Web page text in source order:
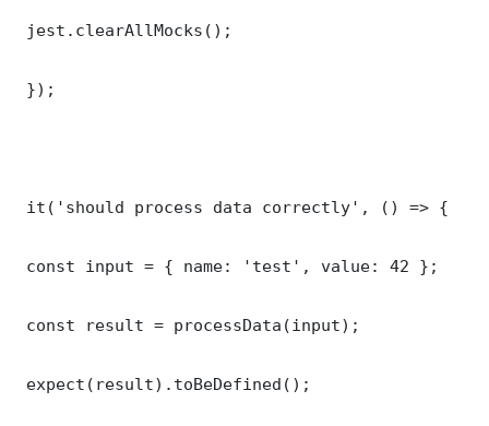
jest.clearAllMocks();
});
it('should process data correctly', () => {
const input = { name: 'test', value: 42 };
const result = processData(input);
expect(result).toBeDefined();